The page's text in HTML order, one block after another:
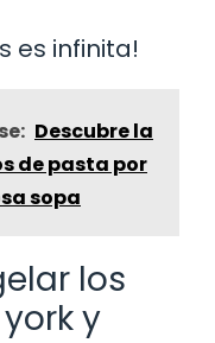
es infinita!
Descubre la
de pasta por
sopa
los
y